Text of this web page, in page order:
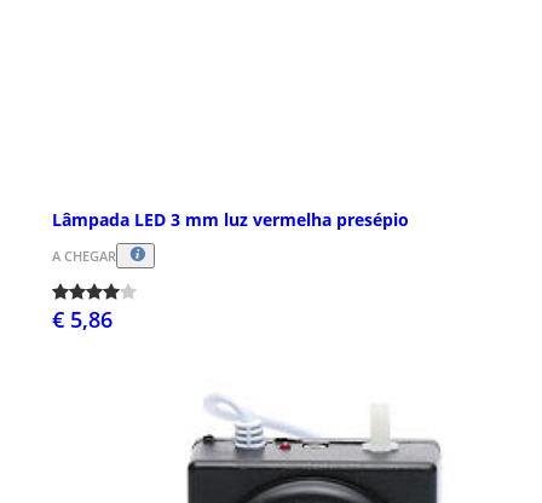
Lâmpada LED 3 mm luz vermelha presépio
A CHEGAR
€ 5,86